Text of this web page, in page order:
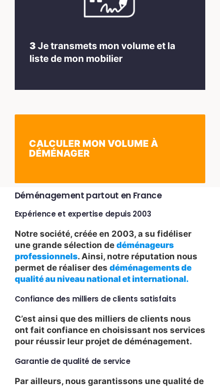
3 Je transmets mon volume et la
liste de mon mobilier
CALCULER MON VOLUME À
DÉMÉNAGER
Déménagement partout en France
Expérience et expertise depuis 2003
Notre société, créée en 2003, a su fidéliser
une grande sélection de déménageurs
professionnels. Ainsi, notre réputation nous
permet de réaliser des déménagements de
qualité au niveau national et international.
Confiance des milliers de clients satisfaits
C’est ainsi que des milliers de clients nous
ont fait confiance en choisissant nos services
pour réussir leur projet de déménagement.
Garantie de qualité de service
Par ailleurs, nous garantissons une qualité de